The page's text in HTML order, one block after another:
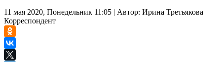
11 мая 2020, Понедельник 11:05 | Автор: Ирина Третьякова
Корреспондент